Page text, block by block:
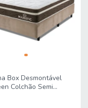
Box Desmontável
Colchão Semi